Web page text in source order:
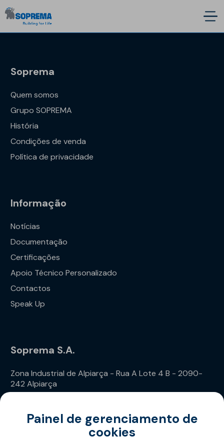
Soprema
Quem somos
Grupo SOPREMA
História
Condições de venda
Política de privacidade
Informação
Notícias
Documentação
Certificações
Apoio Técnico Personalizado
Contactos
Speak Up
Soprema S.A.
Zona Industrial de Alpiarça - Rua A Lote 4 B - 2090-
242 Alpiarça
Painel de gerenciamento de
cookies